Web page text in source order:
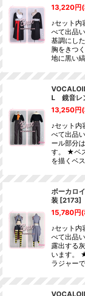
13,220円
♪セット内
べて出品
基調にし
胸をきつ
地に黒い
L 鏡音レ
13,250円
♪セット内
べて出品
ール部分
す。 ★ベ
を描くベ
ボーカロ
装 [2173]
15,780円
♪セット内
べて出品
露出する
います。
ラジャー